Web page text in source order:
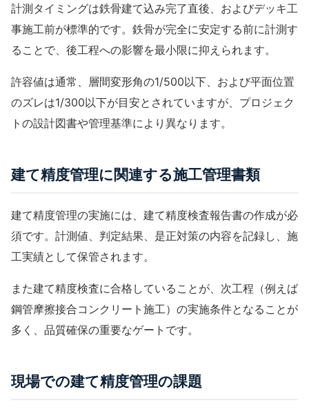
計測タイミングは鉄骨建て込み完了直後、およびデッキ工
事施工前が標準的です。鉄骨が完全に安定する前に計測す
ることで、後工程への影響を最小限に抑えられます。
許容値は通常、層間変形角の1/500以下、および平面位置
のズレは1/300以下が目安とされていますが、プロジェク
トの設計図書や管理基準により異なります。
建て精度管理に関連する施工管理書類
建て精度管理の実施には、 建て精度検査報告書の作成が必
須です。計測値、判定結果、是正対策の内容を記録し、施
工実績として保管されます。
また建て精度検査に合格していることが、次工程（例えば
鋼管摩擦接合コンクリート 施工）の実施条件となることが
多く、品質確保の重要なゲートです。
現場での建て精度管理の課題